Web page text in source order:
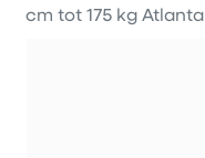
cm tot 175 kg Atlanta